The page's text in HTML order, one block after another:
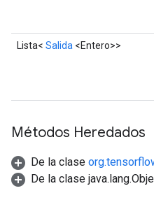
Lista< Salida <Entero>>
Métodos Heredados
De la clase
De la clase